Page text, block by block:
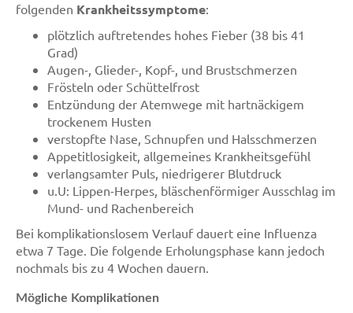
folgenden Krankheitssymptome:
plötzlich auftretendes hohes Fieber (38 bis 41
Grad)
Augen-, Glieder-, Kopf-, und Brustschmerzen
Frösteln oder Schüttelfrost
Entzündung der Atemwege mit hartnäckigem
trockenem Husten
verstopfte Nase, Schnupfen und Halsschmerzen
Appetitlosigkeit, allgemeines Krankheitsgefühl
verlangsamter Puls, niedrigerer Blutdruck
u.U: Lippen-Herpes, bläschenförmiger Ausschlag im
Mund- und Rachenbereich
Bei komplikationslosem Verlauf dauert eine Influenza
etwa 7 Tage. Die folgende Erholungsphase kann jedoch
nochmals bis zu 4 Wochen dauern.
Mögliche Komplikationen